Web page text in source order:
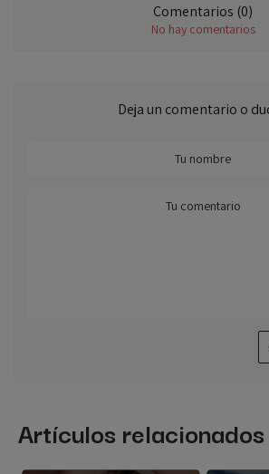
Comentarios (0)
No hay comentarios
Deja un comentario o
Artículos relacionados